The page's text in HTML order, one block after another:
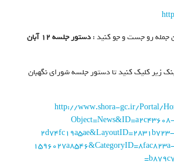
رو جست و جو کنید :
دستور جلسه ۱۲ آبان
زیر کلیک کنید تا دستور جلسه شورای نگهبان
http://www.shora-gc.ir/Portal/